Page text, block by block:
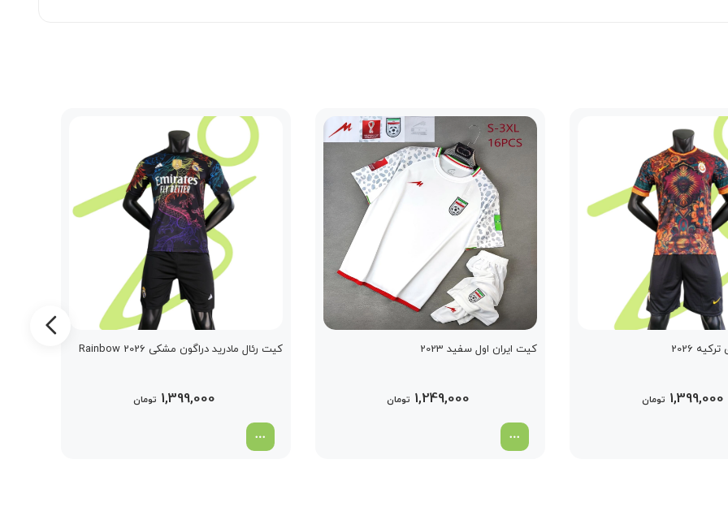
2026
1,399,000 تومان
کیت ایران اول سفید 2023
1,249,000 تومان
کیت رئال مادرید دراگون مشکی Rainbow 2026
1,399,000 تومان